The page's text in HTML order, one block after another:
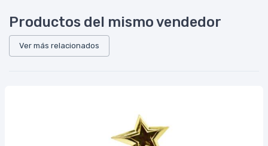
Productos del mismo vendedor
Ver más relacionados